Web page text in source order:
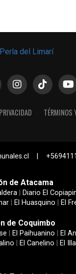
TÉRMINOS
|
de Atacama
Diario El
El Huasquino El
de Coquimbo
El Paihuanino El
El Canelino El